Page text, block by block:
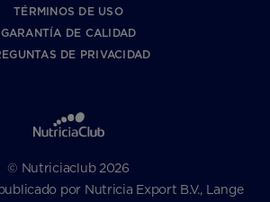
TÉRMINOS DE USO
GARANTÍA DE CALIDAD
DE PRIVACIDAD
© Nutriciaclub 2026
por Nutricia Export B.V., Lange